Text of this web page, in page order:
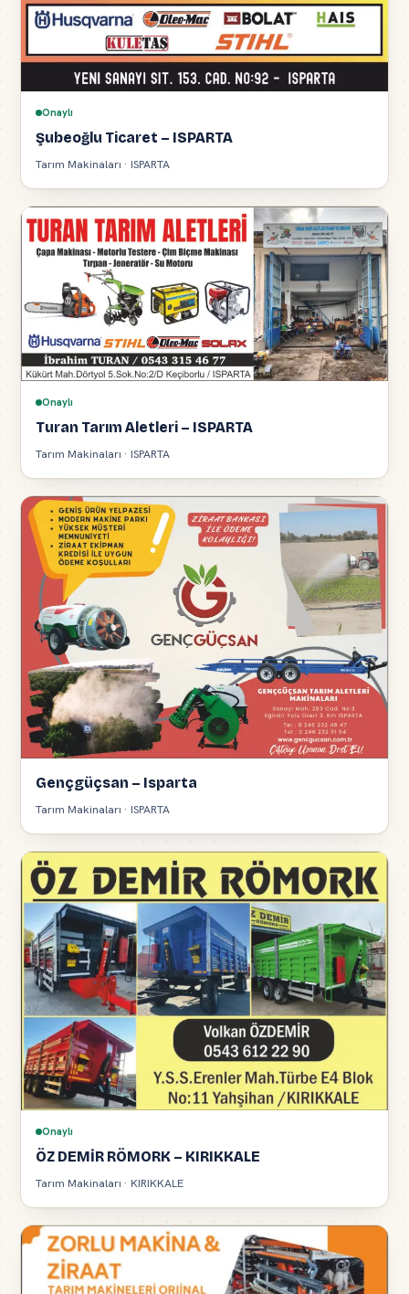
Onaylı
Şubeoğlu Ticaret – ISPARTA
Tarım Makinaları · ISPARTA
Onaylı
Turan Tarım Aletleri – ISPARTA
Tarım Makinaları · ISPARTA
Gençgüçsan – Isparta
Tarım Makinaları · ISPARTA
Onaylı
ÖZ DEMİR RÖMORK – KIRIKKALE
Tarım Makinaları · KIRIKKALE